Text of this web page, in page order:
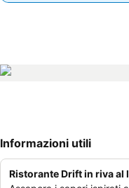
Informazioni utili
Ristorante Drift in riva al